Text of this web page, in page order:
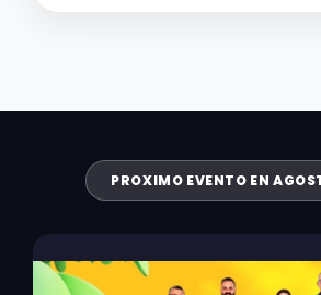
PROXIMO EVENTO EN